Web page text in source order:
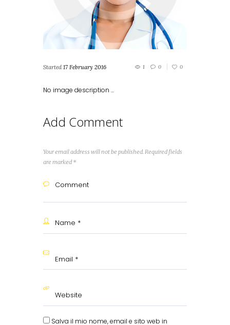
Started 17 February 2016 1 0 0
No image description ...
Add Comment
Your email address will not be published. Required fields
are marked *
Salva il mio nome, email e sito web in